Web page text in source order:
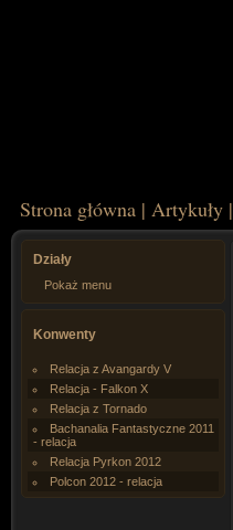
Strona główna | Artykuły |
Działy
Pokaż menu
Konwenty
Relacja z Avangardy V
Relacja - Falkon X
Relacja z Tornado
Bachanalia Fantastyczne 2011
- relacja
Relacja Pyrkon 2012
Polcon 2012 - relacja